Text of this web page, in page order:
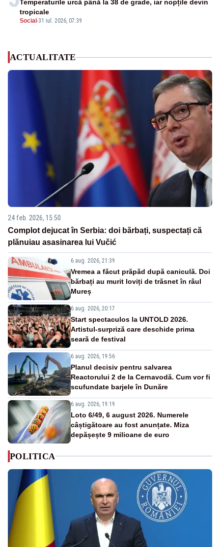
Social -31 iul. 2026, 07:39
Temperaturile urcă până la 38 de grade, iar nopțile devin
tropicale
ACTUALITATE
24 feb. 2026, 15:50
Complot dejucat în Serbia: doi bărbați, suspectați că
plănuiau asasinarea lui Vučić
6 aug. 2026, 21:39
Vremea a făcut prăpăd după caniculă. Doi
bărbați au murit loviți de trăsnet în râul
Mureș
6 aug. 2026, 20:17
Start spectaculos la UNTOLD 2026.
Artistul-surpriză care deschide prima
seară de festival
6 aug. 2026, 19:56
Planul decisiv pentru salvarea
Reactorului 2 de la Cernavodă. Cum vor fi
scufundate barjele în Dunăre
6 aug. 2026, 19:19
Loto 6/49, 6 august 2026. Numerele
câștigătoare au fost anunțate. Miza
depășește 9 milioane de euro
POLITICA